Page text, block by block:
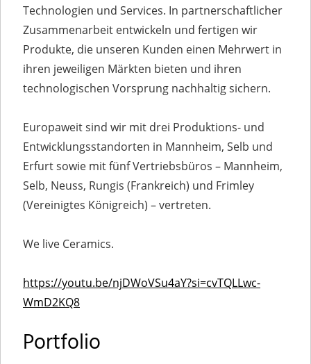
Technologien und Services. In partnerschaftlicher
Zusammenarbeit entwickeln und fertigen wir
Produkte, die unseren Kunden einen Mehrwert in
ihren jeweiligen Märkten bieten und ihren
technologischen Vorsprung nachhaltig sichern.
Europaweit sind wir mit drei Produktions- und
Entwicklungsstandorten in Mannheim, Selb und
Erfurt sowie mit fünf Vertriebsbüros – Mannheim,
Selb, Neuss, Rungis (Frankreich) und Frimley
(Vereinigtes Königreich) – vertreten.
We live Ceramics.
https://youtu.be/njDWoVSu4aY?si=cvTQLLwc-
WmD2KQ8
Portfolio